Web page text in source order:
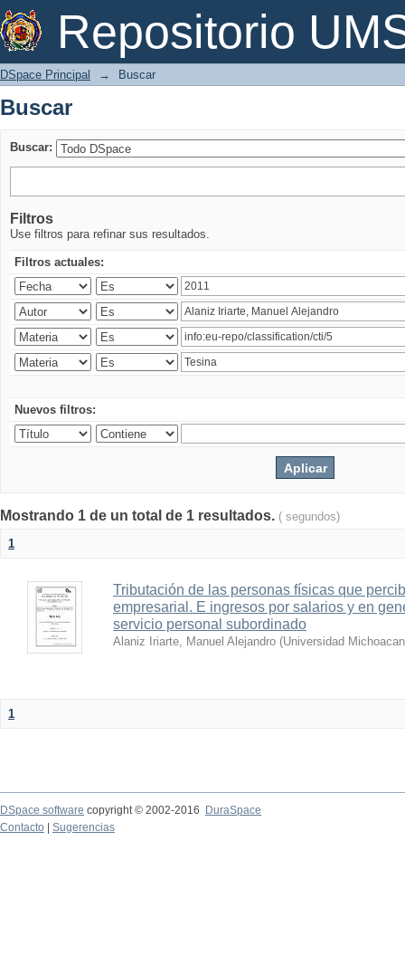
Repositorio
Buscar
DSpace Principal → Buscar
Buscar
Buscar:
Filtros
Use filtros para refinar sus resultados.
Filtros actuales:
Nuevos filtros:
Mostrando 1 de un total de 1 resultados. ( segundos)
1
Tributación de las personas físicas que
empresarial. E ingresos por salarios y en
servicio personal subordinado
Alaniz Iriarte, Manuel Alejandro (Universidad
1
DSpace software copyright © 2002-2016
DuraSpace
Contacto
Sugerencias